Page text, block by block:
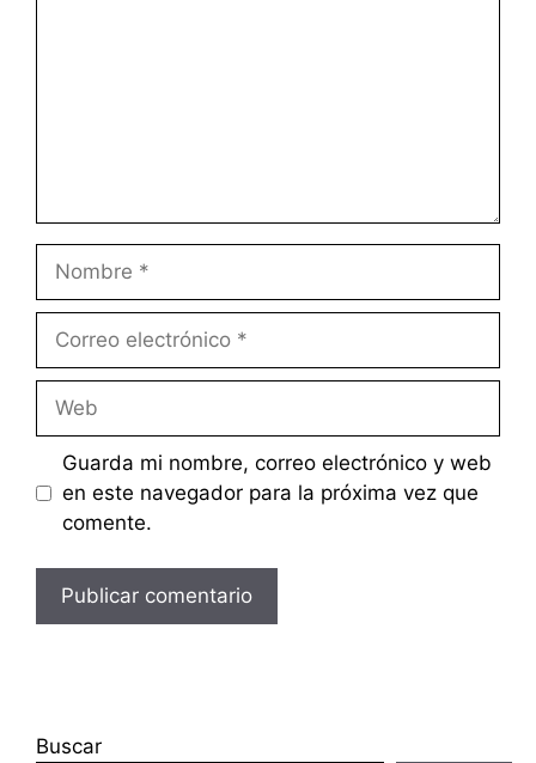
electrónico
Guarda mi nombre, correo electrónico y web
en este navegador para la próxima vez que
comente.
Buscar